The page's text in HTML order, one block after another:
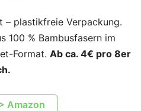
– plastikfreie Verpackung.
100 % Bambusfasern im
Format. Ab ca. 4€ pro 8er
Amazon